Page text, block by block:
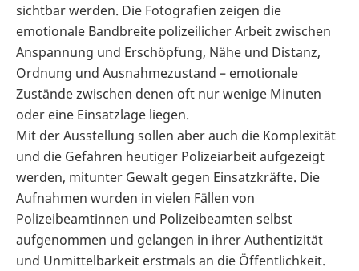
sichtbar werden. Die Fotografien zeigen die
emotionale Bandbreite polizeilicher Arbeit zwischen
Anspannung und Erschöpfung, Nähe und Distanz,
Ordnung und Ausnahmezustand – emotionale
Zustände zwischen denen oft nur wenige Minuten
oder eine Einsatzlage liegen.
Mit der Ausstellung sollen aber auch die Komplexität
und die Gefahren heutiger Polizeiarbeit aufgezeigt
werden, mitunter Gewalt gegen Einsatzkräfte. Die
Aufnahmen wurden in vielen Fällen von
Polizeibeamtinnen und Polizeibeamten selbst
aufgenommen und gelangen in ihrer Authentizität
und Unmittelbarkeit erstmals an die Öffentlichkeit.